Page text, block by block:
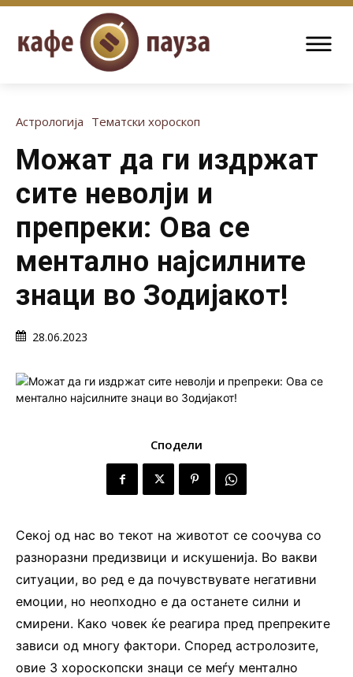
Астрологија Тематски хороскоп
Можат да ги издржат
сите неволји и
препреки: Ова се
ментално најсилните
знаци во Зодијакот!
28.06.2023
Сподели
Секој од нас во текот на животот се соочува со
разноразни предизвици и искушенија. Во вакви
ситуации, во ред е да почувствувате негативни
емоции, но неопходно е да останете силни и
смирени. Како човек ќе реагира пред препреките
зависи од многу фактори. Според астролозите,
овие 3 хороскопски знаци се меѓу ментално